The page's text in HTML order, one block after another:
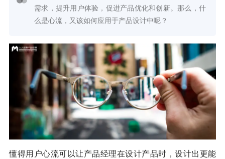
需求，提升用户体验，促进产品优化和创新。那么，什
么是心流，又该如何应用于产品设计中呢？
懂得用户心流可以让产品经理在设计产品时，设计出更能